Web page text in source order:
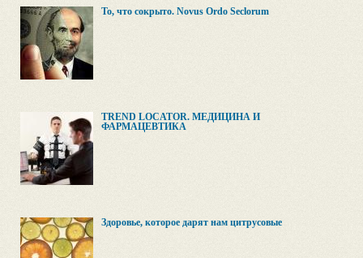
То, что сокрыто. Novus Ordo Seclorum
TREND LOCATOR. МЕДИЦИНА И
ФАРМАЦЕВТИКА
Здоровье, которое дарят нам цитрусовые